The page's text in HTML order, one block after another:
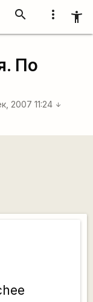
more_vert accessibility_new
search
По
2007 11:24 arrow_downward